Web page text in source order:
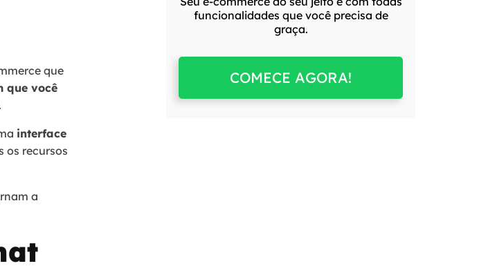
que
que você
interface
os recursos
a
funcionalidades que você precisa de
graça.
COMECE AGORA!